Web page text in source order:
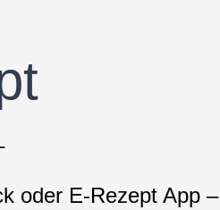
oder E-Rezept App –